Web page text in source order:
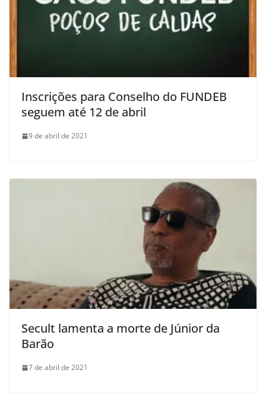
Inscrições para Conselho do FUNDEB
seguem até 12 de abril
9 de abril de 2021
Secult lamenta a morte de Júnior da
Barão
7 de abril de 2021